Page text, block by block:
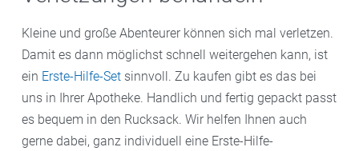
Kleine und große Abenteurer können sich mal verletzen.
Damit es dann möglichst schnell weitergehen kann, ist
ein Erste-Hilfe-Set sinnvoll. Zu kaufen gibt es das bei
uns in Ihrer Apotheke. Handlich und fertig gepackt passt
es bequem in den Rucksack. Wir helfen Ihnen auch
gerne dabei, ganz individuell eine Erste-Hilfe-